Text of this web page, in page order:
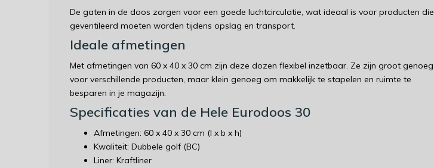
De gaten in de doos zorgen voor een goede luchtcirculatie, wat ideaal is voor producten die
geventileerd moeten worden tijdens opslag en transport.
Ideale afmetingen
Met afmetingen van 60 x 40 x 30 cm zijn deze dozen flexibel inzetbaar. Ze zijn groot genoeg
voor verschillende producten, maar klein genoeg om makkelijk te stapelen en ruimte te
besparen in je magazijn.
Specificaties van de Hele Eurodoos 30
Afmetingen: 60 x 40 x 30 cm (l x b x h)
Kwaliteit: Dubbele golf (BC)
Liner: Kraftliner